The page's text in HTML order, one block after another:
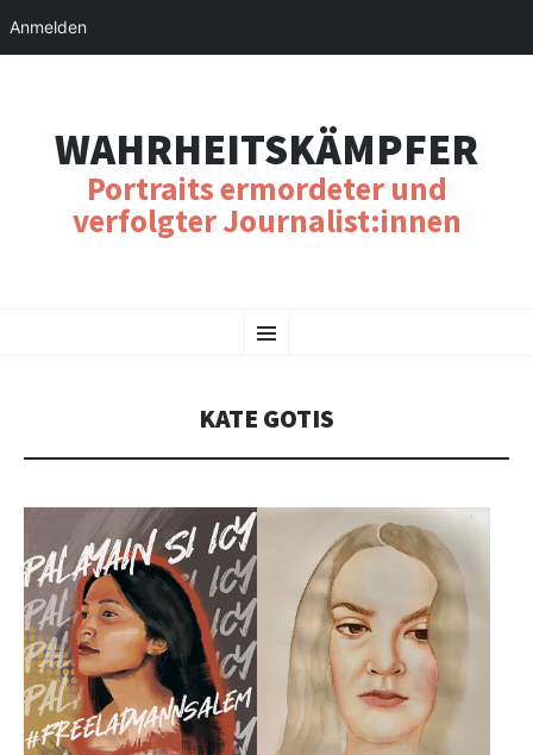
WAHRHEITSKÄMPFER
Portraits ermordeter und
verfolgter Journalist:innen
Menu
TO
KATE GOTIS
Anmelden